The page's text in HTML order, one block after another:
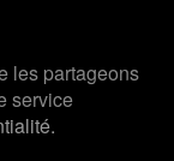
les partageons
service